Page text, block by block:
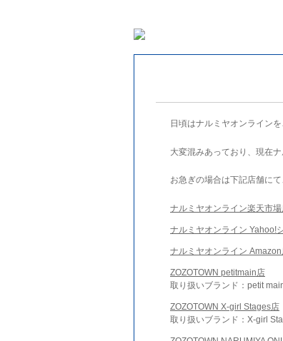
日頃はナルミヤオンライン
大変混みあっており、現在
お急ぎの場合は下記店舗にて
ナルミヤオンライン楽天市
ナルミヤオンライン Yahoo!
ナルミヤオンライン
ZOZOTOWN petitmain店
取り扱いブランド：petit
ZOZOTOWN X-girl Stages店
取り扱いブランド：X-girl